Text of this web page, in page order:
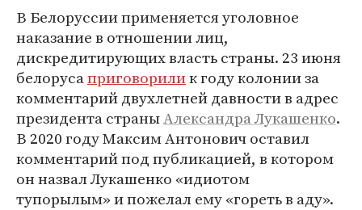
В Белоруссии применяется уголовное
наказание в отношении лиц,
дискредитирующих власть страны. 23 июня
белорусаприговорилик году колонии за
комментарий двухлетней давности в адрес
президента страныАлександра Лукашенко.
В 2020 году Максим Антонович оставил
комментарий под публикацией, в котором
он назвал Лукашенко «идиотом
тупорылым» и пожелал ему «гореть в аду».